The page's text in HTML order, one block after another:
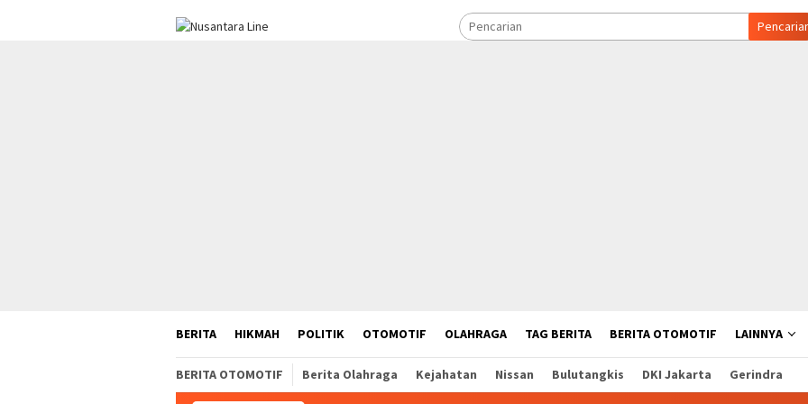
BERITA HIKMAH POLITIK OTOMOTIF OLAHRAGA TAG BERITA BERITA OTOMOTIF LAINNYA
BERITA OTOMOTIF Berita Olahraga Kejahatan Nissan Bulutangkis DKI Jakarta Gerindra